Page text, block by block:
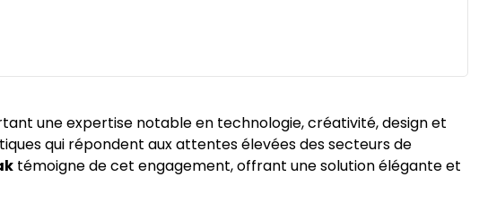
une expertise notable en technologie, créativité, design et
qui répondent aux attentes élevées des secteurs de
témoigne de cet engagement, offrant une solution élégante et